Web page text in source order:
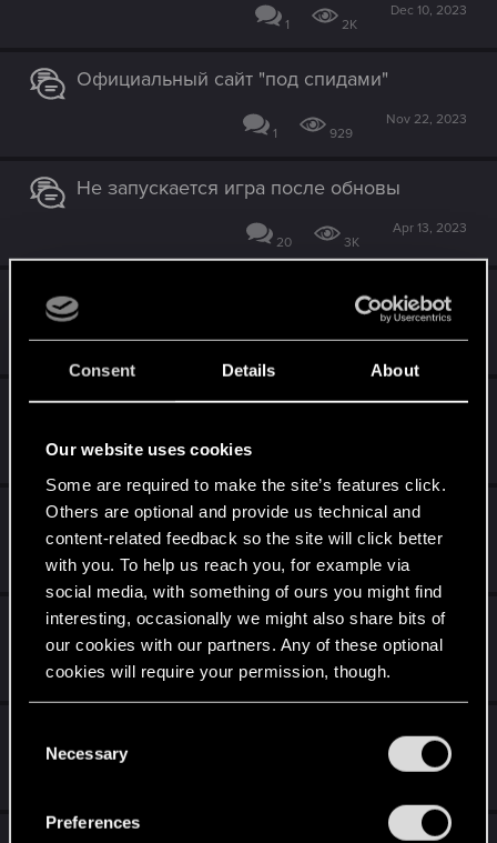
Consent Details About
Our website uses cookies
Some are required to make the site’s features click.
Others are optional and provide us technical and
content-related feedback so the site will click better
with you. To help us reach you, for example via
social media, with something of ours you might find
interesting, occasionally we might also share bits of
our cookies with our partners. Any of these optional
cookies will require your permission, though.
and tweak your preferences regarding them in the
Necessary
Preferences
1 2K
Dec 10, 2023
Официальный сайт "под спидами"
1 929
Nov 22, 2023
Не запускается игра после обновы
20 3K
Apr 13, 2023
GoG Galaxy не заходит!!!
Feb 2, 2023
Такое вот меню
Баг с Двумя Уходящими в Закат
0 811
пропали карты
2 2K
Не засчитывается задание путешествия.
Jan 11, 2022